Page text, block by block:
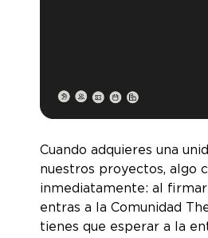
Cuando adquieres una
nuestros proyectos, algo
inmediatamente: al
entras a la Comunidad
tienes que esperar a la